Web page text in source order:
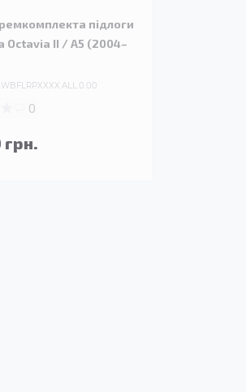
підлоги
Octavia II / A5 (2004–
0